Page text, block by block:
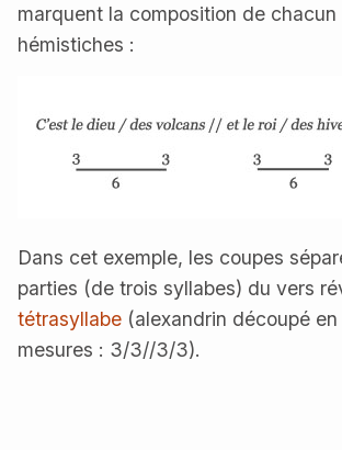
marquent la composition de chacun
hémistiches :
Dans cet exemple, les coupes
parties (de trois syllabes) du vers
tétrasyllabe (alexandrin découpé
mesures : 3/3//3/3).